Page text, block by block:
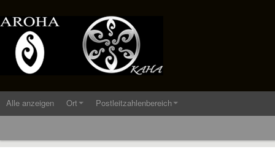
Alle anzeigen Ort Postleitzahlenbereich